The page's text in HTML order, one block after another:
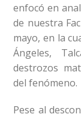
enfocó en
de nuestra
mayo, en la
Ángeles,
destrozos
del fenómeno.
Pese al